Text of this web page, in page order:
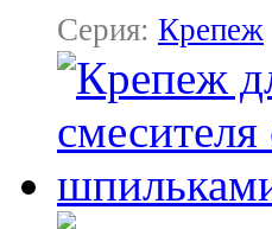
Серия: Крепеж